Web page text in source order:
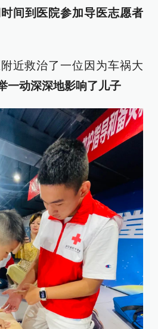
间到医院参加导医志愿者
近救治了一位因为车祸大
一动深深地影响了儿子